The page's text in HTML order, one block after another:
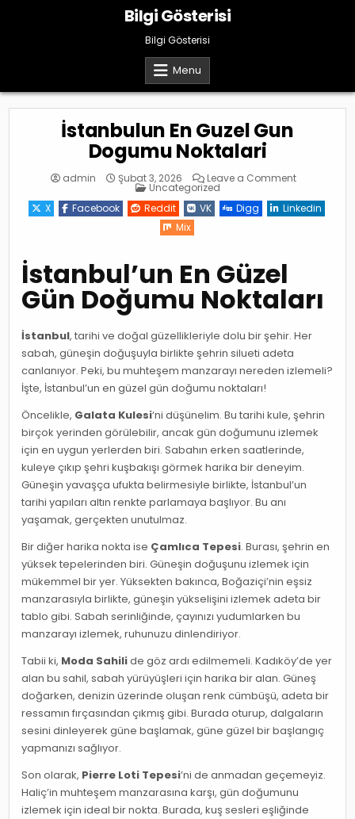
Bilgi Gösterisi
Bilgi Gösterisi
Menu
İstanbulun En Guzel Gun
Dogumu Noktalari
admin Şubat 3, 2026 Leave a Commenton
Guzel
Gun
Posted
Uncategorized
X
Facebook Reddit VK Digg
Linkedin
Mix
İstanbul’un En Güzel
Gün Doğumu Noktaları
İstanbul, tarihi ve doğal güzellikleriyle dolu bir şehir. Her
sabah, güneşin doğuşuyla birlikte şehrin silueti adeta
canlanıyor. Peki, bu muhteşem manzarayı nereden izlemeli?
İşte, İstanbul’un en güzel gün doğumu noktaları!
Öncelikle, Galata Kulesi‘ni düşünelim. Bu tarihi kule, şehrin
birçok yerinden görülebilir, ancak gün doğumunu izlemek
için en uygun yerlerden biri. Sabahın erken saatlerinde,
kuleye çıkıp şehri kuşbakışı görmek harika bir deneyim.
Güneşin yavaşça ufukta belirmesiyle birlikte, İstanbul’un
tarihi yapıları altın renkte parlamaya başlıyor. Bu anı
yaşamak, gerçekten unutulmaz.
Bir diğer harika nokta ise Çamlıca Tepesi. Burası, şehrin en
yüksek tepelerinden biri. Güneşin doğuşunu izlemek için
mükemmel bir yer. Yüksekten bakınca, Boğaziçi’nin eşsiz
manzarasıyla birlikte, güneşin yükselişini izlemek adeta bir
tablo gibi. Sabah serinliğinde, çayınızı yudumlarken bu
manzarayı izlemek, ruhunuzu dinlendiriyor.
Tabii ki, Moda Sahilide göz ardı edilmemeli. Kadıköy’de yer
alan bu sahil, sabah yürüyüşleri için harika bir alan. Güneş
doğarken, denizin üzerinde oluşan renk cümbüşü, adeta bir
ressamın fırçasından çıkmış gibi. Burada oturup, dalgaların
sesini dinleyerek güne başlamak, güne güzel bir başlangıç
yapmanızı sağlıyor.
Son olarak, Pierre Loti Tepesi’ni de anmadan geçemeyiz.
Haliç’in muhteşem manzarasına karşı, gün doğumunu
izlemek için ideal bir nokta. Burada, kuş sesleri eşliğinde